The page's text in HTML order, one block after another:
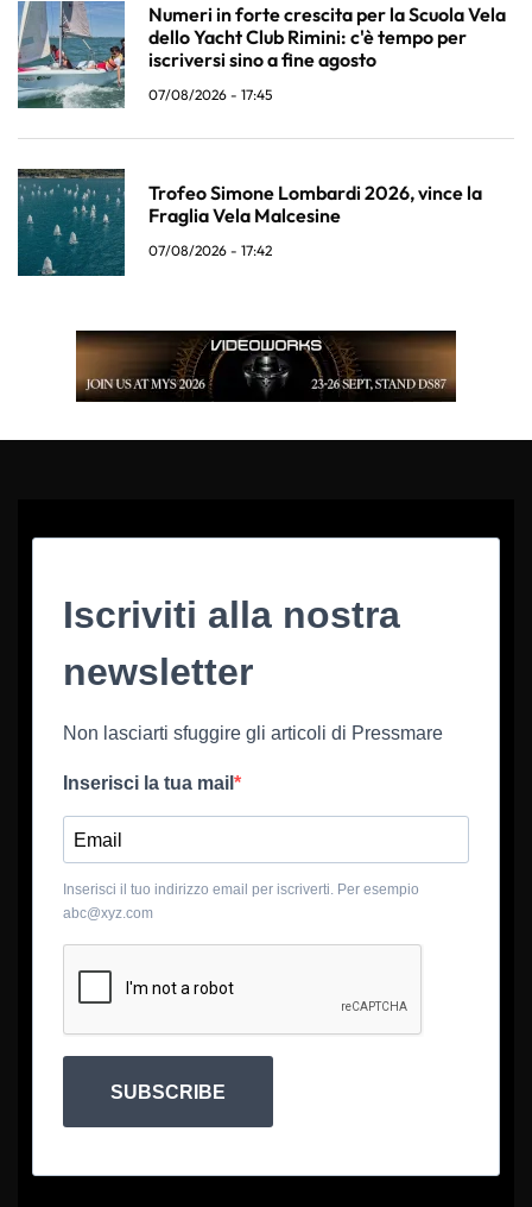
Numeri in forte crescita per la Scuola Vela
dello Yacht Club Rimini: c'è tempo per
iscriversi sino a fine agosto
07/08/2026 - 17:45
Trofeo Simone Lombardi 2026, vince la
Fraglia Vela Malcesine
07/08/2026 - 17:42
Iscriviti alla nostra
newsletter
Non lasciarti sfuggire gli articoli di Pressmare
Inserisci la tua mail
Inserisci il tuo indirizzo email per iscriverti. Per esempio
abc@xyz.com
SUBSCRIBE